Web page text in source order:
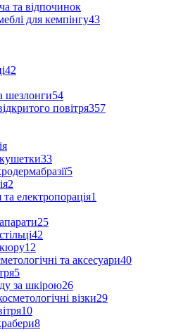
та відпочинок
для кемпінгу43
42
шезлонги54
повітря357
33
5
2
та електропорація1
25
42
12
та аксесуари40
5
за шкірою26
візки29
10
8